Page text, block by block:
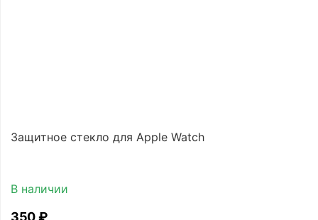
Защитное стекло для Apple Watch
В наличии
‍350‍₽